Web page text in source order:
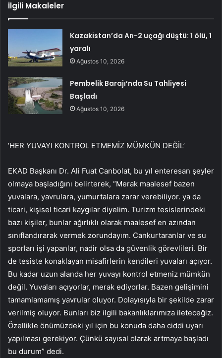
İlgili Makaleler
Kazakistan’da An-2 uçağı düştü: 1 ölü, 1
yaralı
Ağustos 10, 2026
Pembelik Barajı’nda Su Tahliyesi
Başladı
Ağustos 10, 2026
‘HER YUVAYI KONTROL ETMEMİZ MÜMKÜN DEĞİL’
EKAD Başkanı Dr. Ali Fuat Canbolat, bu yıl enteresan şeyler
olmaya başladığını belirterek, “Merak maalesef bazen
yuvalara, yavrulara, yumurtalara zarar verebiliyor. ya da
ticari, kişisel ticari kaygılar diyelim. Turizm tesislerindeki
bazı kişiler, bunlar ağırlıklı olarak maalesef en azından
sınıflandırarak vermek zorundayım. Cankurtaranlar ve su
sporları işi yapanlar, nadir olsa da güvenlik görevlileri. Bir
de tesiste konaklayan misafirlerin kendileri yuvaları açıyor.
Bu kadar uzun alanda her yuvayı kontrol etmeniz mümkün
değil. Yuvaları açıyorlar, merak ediyorlar. Bazen gelişimini
tamamlamamış yavrular oluyor. Dolayısıyla bir şekilde zarar
verilmiş oluyor. Bunları biz ilgili bakanlıklarımıza ileteceğiz.
Özellikle önümüzdeki yıl için bu konuda daha ciddi uyarı
yapılması gerekiyor. Çünkü sayısal olarak artmaya başladı
bu durum” dedi.